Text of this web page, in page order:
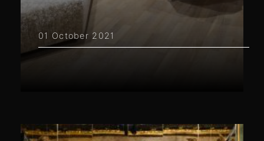
01 October 2021